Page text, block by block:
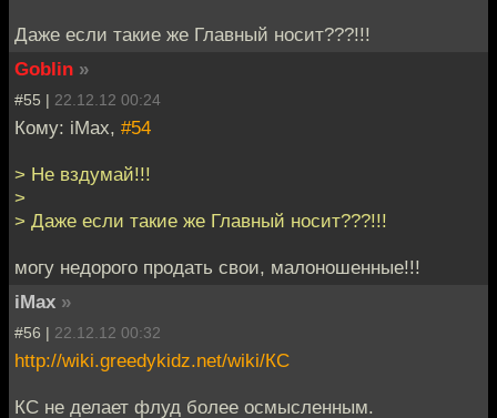
Даже если такие же Главный носит???!!!
Goblin »
#55 | 22.12.12 00:24
Кому: iMax, #54
> Не вздумай!!!
>
> Даже если такие же Главный носит???!!!
могу недорого продать свои, малоношенные!!!
iMax »
#56 | 22.12.12 00:32
http://wiki.greedykidz.net/wiki/КС
КС не делает флуд более осмысленным.